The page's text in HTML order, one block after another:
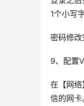
1个小写
密码修改
9、配置
在【网
信的网卡